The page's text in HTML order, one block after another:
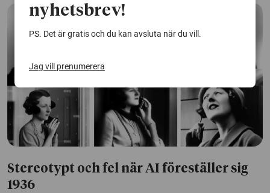
Stereotypt och fel när AI föreställer sig
1936
nyhetsbrev!
PS. Det är gratis och du kan avsluta när du vill.
Jag vill prenumerera